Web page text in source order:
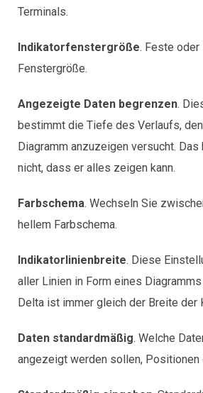
Terminals.
Indikatorfenstergröße. Feste
Fenstergröße.
Angezeigte Daten begrenzen.
bestimmt die Tiefe des Verlaufs,
Diagramm anzuzeigen versucht.
nicht, dass er alles zeigen kann.
Farbschema. Wechseln Sie
hellem Farbschema.
Indikatorlinienbreite. Diese
aller Linien in Form eines
Delta ist immer gleich der Breite der
Daten standardmäßig. Welche
angezeigt werden sollen, Positionen